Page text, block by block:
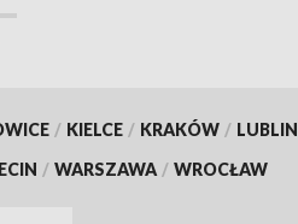
/ KIELCE / KRAKÓW / LUBLIN
/ WARSZAWA / WROCŁAW